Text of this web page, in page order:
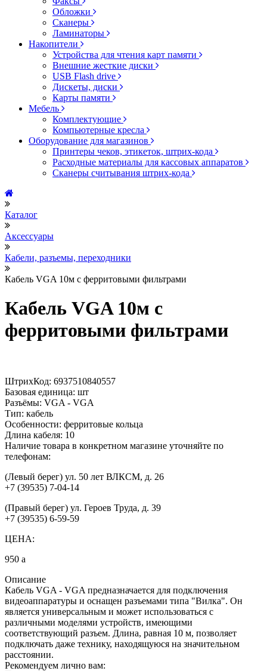
Обложки
Сканеры
Ламинаторы
Накопители
Устройства для чтения карт памяти
Внешние жесткие диски
USB Flash drive
Дискеты, диски
Карты памяти
Мебель
Комплектующие
Компьютерные кресла
Оборудование для магазинов
Принтеры чеков, этикеток, штрих-кода
Расходные материалы для кассовых аппаратов
Сканеры считывания штрих-кода
Каталог
Аксессуары
Кабели, разъемы, переходники
Кабель VGA 10м с ферритовыми фильтрами
Кабель VGA 10м с
ферритовыми фильтрами
ШтрихКод: 6937510840557
Базовая единица: шт
Разъёмы: VGA - VGA
Тип: кабель
Особенности: ферритовые кольца
Длина кабеля: 10
Наличие товара в конкретном магазине уточняйте по
телефонам:
(Левый берег) ул. 50 лет ВЛКСМ, д. 26
+7 (39535) 7-04-14
(Правый берег) ул. Героев Труда, д. 39
+7 (39535) 6-59-59
ЦЕНА:
950 a
Описание
Кабель VGA - VGA предназначается для подключения
видеоаппаратуры и оснащен разъемами типа "Вилка". Он
является универсальным и может использоваться с
различными моделями устройств, имеющими
соответствующий разъем. Длина, равная 10 м, позволяет
подключать даже технику, находящуюся на значительном
расстоянии.
Рекомендуем лично вам: